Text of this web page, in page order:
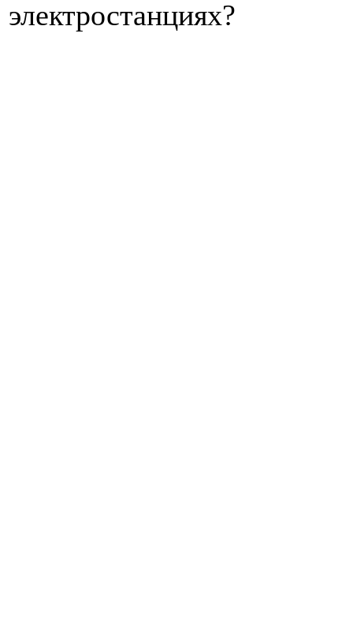
электростанциях?